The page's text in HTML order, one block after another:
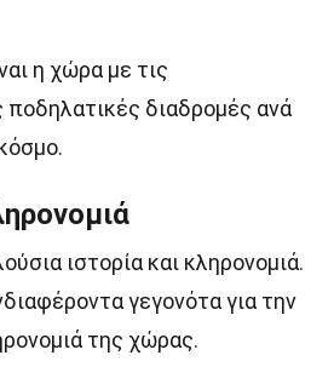
η χώρα με τις
ποδηλατικές διαδρομές ανά
ιστορία και κληρονομιά.
γεγονότα για την
της χώρας.